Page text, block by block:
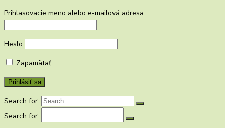
Prihlasovacie meno alebo e-mailová adresa
Heslo
Zapamätať
Search for:
Search for: